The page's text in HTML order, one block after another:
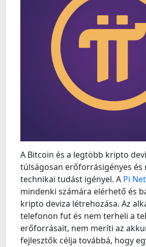
A Bitcoin és a legtöbb kripto
túlságosan erőforrásigényes és
technikai tudást igényel. A Pi
mindenki számára elérhető és
kripto deviza létrehozása. Az
telefonon fut és nem terheli a
erőforrásait, nem meríti az
fejlesztők célja továbbá, hogy